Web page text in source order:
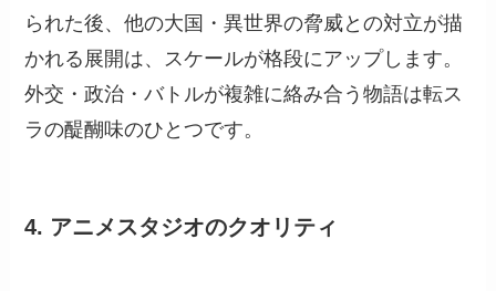
られた後、他の大国・異世界の脅威との対立が描
かれる展開は、スケールが格段にアップします。
外交・政治・バトルが複雑に絡み合う物語は転ス
ラの醍醐味のひとつです。
4. アニメスタジオのクオリティ